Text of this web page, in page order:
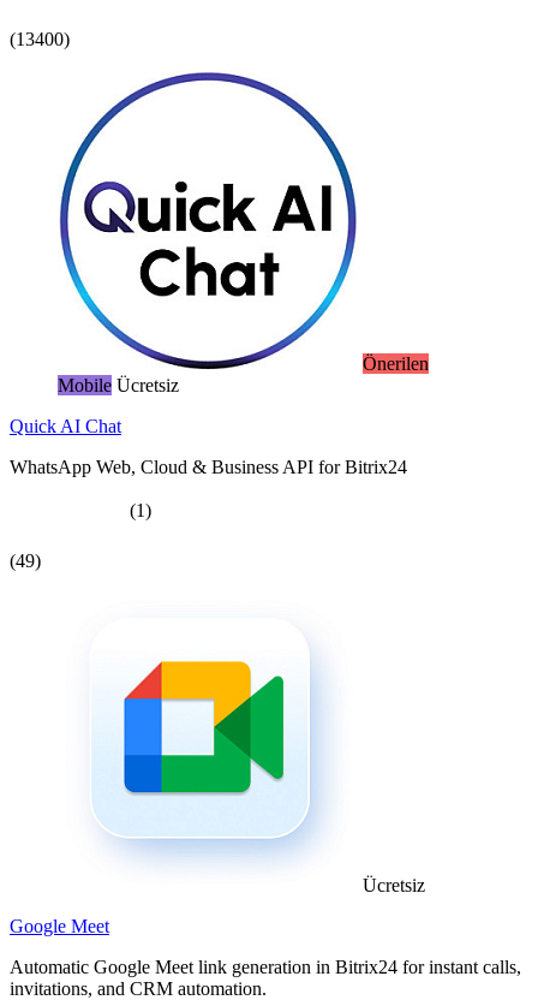
(13400)
Önerilen
Mobile Ücretsiz
Quick AI Chat
WhatsApp Web, Cloud & Business API for Bitrix24
(1)
(49)
Ücretsiz
Google Meet
Automatic Google Meet link generation in Bitrix24 for instant calls,
invitations, and CRM automation.